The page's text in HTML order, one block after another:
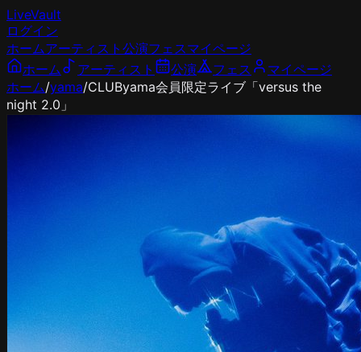
LiveVault
ログイン
ホームアーティスト 公演フェスマイページ
ホーム
アーティスト 公演 フェス
マイページ
ホーム/yama/CLUByama会員限定ライブ「versus the
night 2.0」